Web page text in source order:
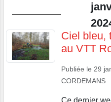
Ciel bleu,
au VTT
Publiée le 29
CORDEMANS